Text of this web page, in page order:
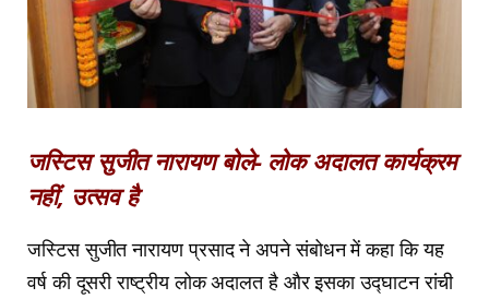
जस्टिस सुजीत नारायण बोले- लोक अदालत कार्यक्रम
नहीं, उत्सव है
जस्टिस सुजीत नारायण प्रसाद ने अपने संबोधन में कहा कि यह
वर्ष की दूसरी राष्ट्रीय लोक अदालत है और इसका उद्घाटन रांची